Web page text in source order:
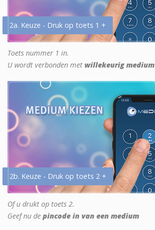
2a. Keuze - Druk op toets 1 +
Toets nummer 1 in.
U wordt verbonden met willekeurig medium
2b. Keuze - Druk op toets 2 +
Of u drukt op toets 2.
Geef nu de pincode in van een medium